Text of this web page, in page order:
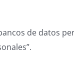
de datos